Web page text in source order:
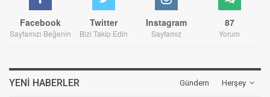
Facebook
Sayfamızı Beğenin
Twitter
Bizi Takip Edin
Instagram
Sayfamız
87
Yorum
Herşey
YENI HABERLER Gündem